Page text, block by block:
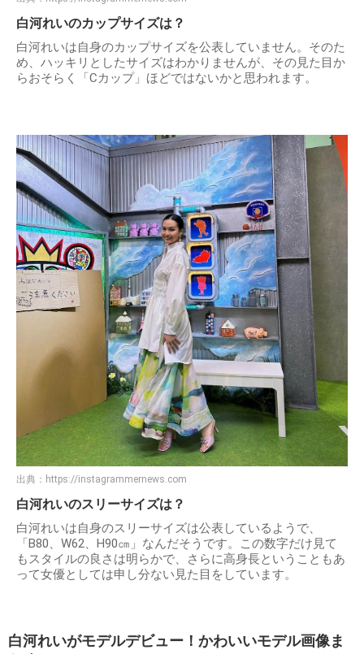
白河れいのカップサイズは？
白河れいは自身のカップサイズを公表していません。そのた
め、ハッキリとしたサイズはわかりませんが、その見た目か
らおそらく「Cカップ」ほどではないかと思われます。
出典： https://instagrammernews.com
白河れいのスリーサイズは？
白河れいは自身のスリーサイズは公表しているようで、
「B80、W62、H90㎝」なんだそうです。この数字だけ見て
もスタイルの良さは明らかで、さらに高身長ということもあ
って女優としては申し分ない見た目をしています。
白河れいがモデルデビュー！かわいいモデル画像ま